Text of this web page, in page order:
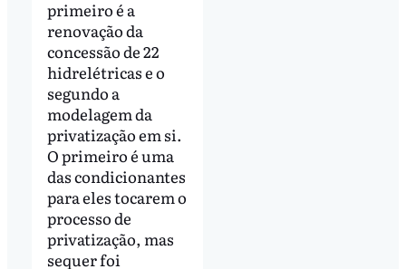
primeiro é a
renovação da
concessão de 22
hidrelétricas e o
segundo a
modelagem da
privatização em si.
O primeiro é uma
das condicionantes
para eles tocarem o
processo de
privatização, mas
sequer foi